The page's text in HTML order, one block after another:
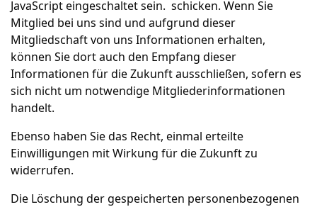
JavaScript eingeschaltet sein. schicken. Wenn Sie
Mitglied bei uns sind und aufgrund dieser
Mitgliedschaft von uns Informationen erhalten,
können Sie dort auch den Empfang dieser
Informationen für die Zukunft ausschließen, sofern es
sich nicht um notwendige Mitgliederinformationen
handelt.
Ebenso haben Sie das Recht, einmal erteilte
Einwilligungen mit Wirkung für die Zukunft zu
widerrufen.
Die Löschung der gespeicherten personenbezogenen